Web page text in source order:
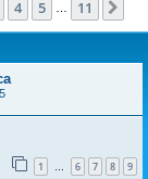
11
4 5 11
1 … 6 7 8 9